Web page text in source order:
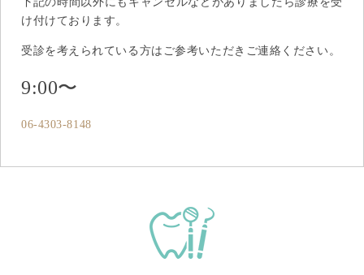
け付けております。
受診を考えられている方はご参考いただきご連絡ください。
9:00〜
06-4303-8148